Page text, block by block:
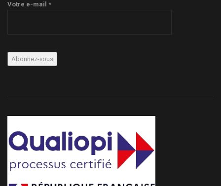
Votre e-mail *